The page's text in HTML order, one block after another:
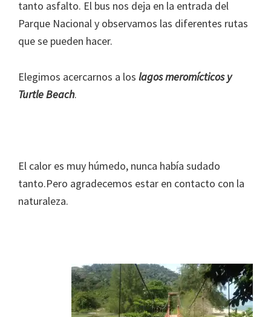
tanto asfalto. El bus nos deja en la entrada del
Parque Nacional y observamos las diferentes rutas
que se pueden hacer.
Elegimos acercarnos a los lagos meromícticos y
Turtle Beach.
El calor es muy húmedo, nunca había sudado
tanto.Pero agradecemos estar en contacto con la
naturaleza.